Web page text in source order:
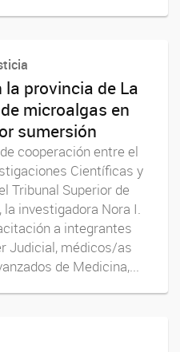
la provincia de La
microalgas en
sumersión
cooperación entre el
Científicas y
Tribunal Superior de
investigadora Nora I.
a integrantes
Judicial, médicos/as
de Medicina,...